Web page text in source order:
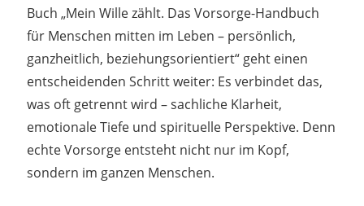
Buch „Mein Wille zählt. Das Vorsorge-Handbuch
für Menschen mitten im Leben – persönlich,
ganzheitlich, beziehungsorientiert“ geht einen
entscheidenden Schritt weiter: Es verbindet das,
was oft getrennt wird – sachliche Klarheit,
emotionale Tiefe und spirituelle Perspektive. Denn
echte Vorsorge entsteht nicht nur im Kopf,
sondern im ganzen Menschen.